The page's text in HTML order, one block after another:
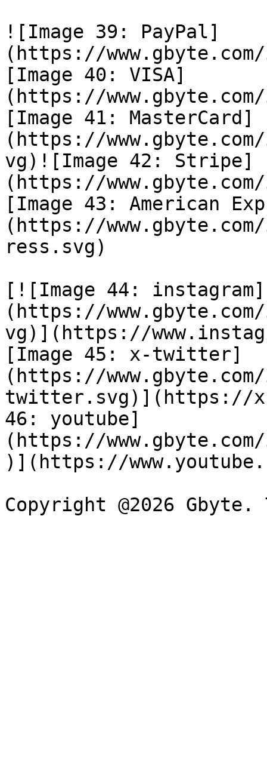
![Image 39: PayPal]
(https://
[Image 40: VISA]
(https://
[Image 41: MasterCard]
(https://
vg)![Image 42: Stripe]
(https://
[Image 43: American
(https://www.gbyte.com/
ress.svg)
[![Image 44: instagram]
(https://
vg)](https://
[Image 45: x-twitter]
(https://www.gbyte.com/
twitter.svg)](https://
46: youtube]
(https://www.gbyte.com/
)](https://